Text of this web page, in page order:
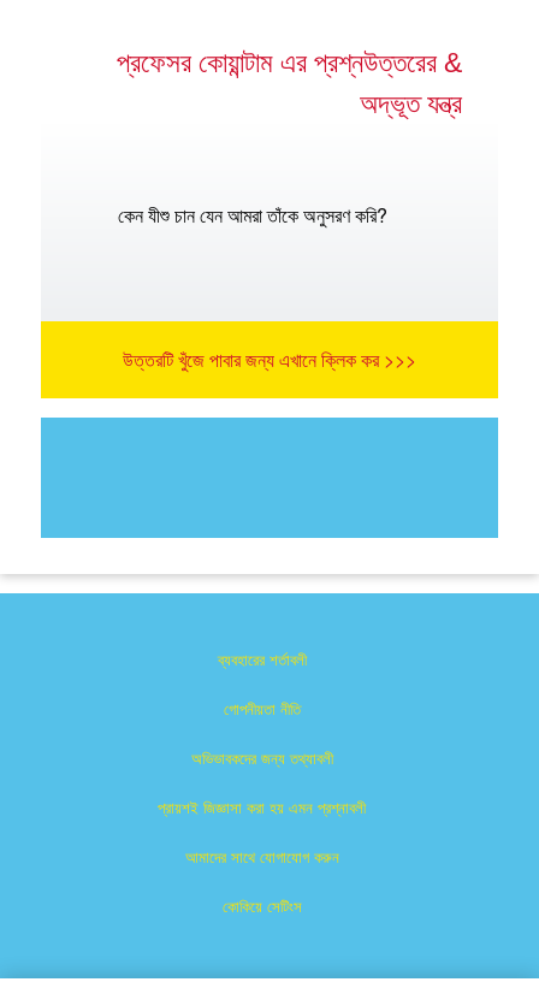
প্রফেসর কোয়ান্টাম এর প্রশ্নউত্তরের &
অদ্ভূত যন্ত্র
কেন যীশু চান যেন আমরা তাঁকে অনুসরণ করি?
উত্তরটি খুঁজে পাবার জন্য এখানে ক্লিক কর >>>
ব্যবহারের শর্তাবলী
গোপনীয়তা নীতি
অভিভাবকদের জন্য তথ্যাবলী
প্রায়শই জিজ্ঞাসা করা হয় এমন প্রশ্নাবলী
আমাদের সাথে যোগাযোগ করুন
কোকিয়ে সেটিংস